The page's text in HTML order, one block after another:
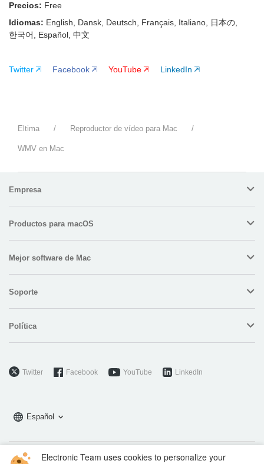
Electronic Team uses cookies to personalize your
Precios: Free
Idiomas: English, Dansk, Deutsch, Français, Italiano, 日本の,
한국어, Español, 中文
Twitter Facebook YouTube LinkedIn
Eltima / Reproductor de vídeo para Mac /
WMV en Mac
Empresa
Productos para macOS
Mejor software de Mac
Soporte
Política
Twitter Facebook YouTube LinkedIn
Español
Copyright © 2026 Electronic Team, Inc., its affiliates and licensors.